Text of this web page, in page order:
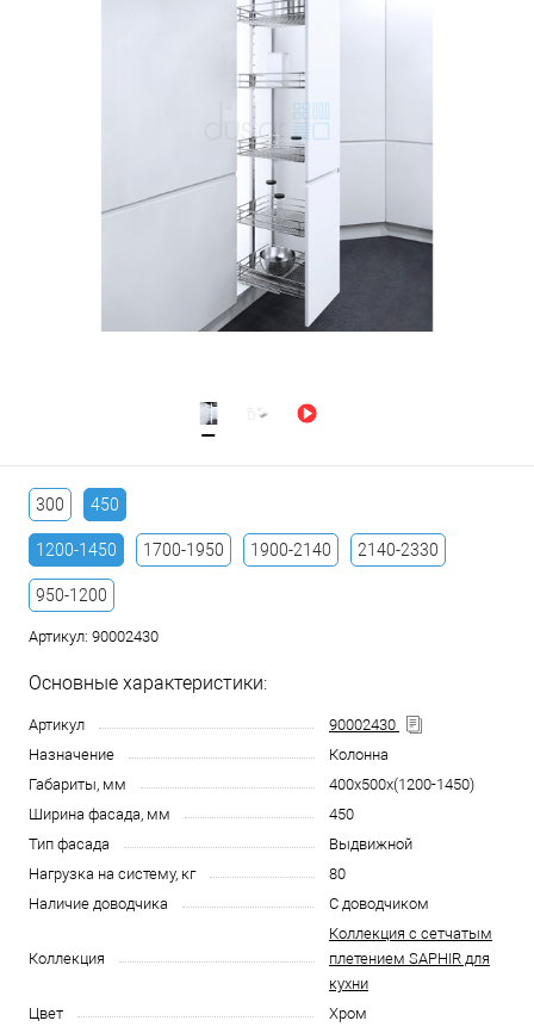
300 450
1200-1450 1700-1950 1900-2140 2140-2330
950-1200
Артикул: 90002430
Основные характеристики:
Артикул
90002430
Назначение
Колонна
Габариты, мм
400x500x(1200-1450)
Ширина фасада, мм
450
Тип фасада
Выдвижной
Нагрузка на систему, кг
80
Наличие доводчика
С доводчиком
Коллекция
Коллекция с сетчатым
плетением SAPHIR для
кухни
Цвет
Хром